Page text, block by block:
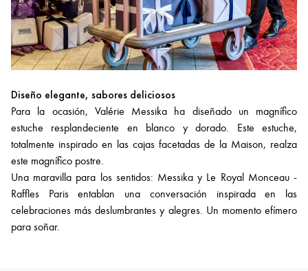
Diseño elegante, sabores deliciosos
Para la ocasión, Valérie Messika ha diseñado un magnífico
estuche resplandeciente en blanco y dorado. Este estuche,
totalmente inspirado en las cajas facetadas de la Maison, realza
este magnífico postre.
Una maravilla para los sentidos: Messika y Le Royal Monceau -
Raffles Paris entablan una conversación inspirada en las
celebraciones más deslumbrantes y alegres. Un momento efímero
para soñar.